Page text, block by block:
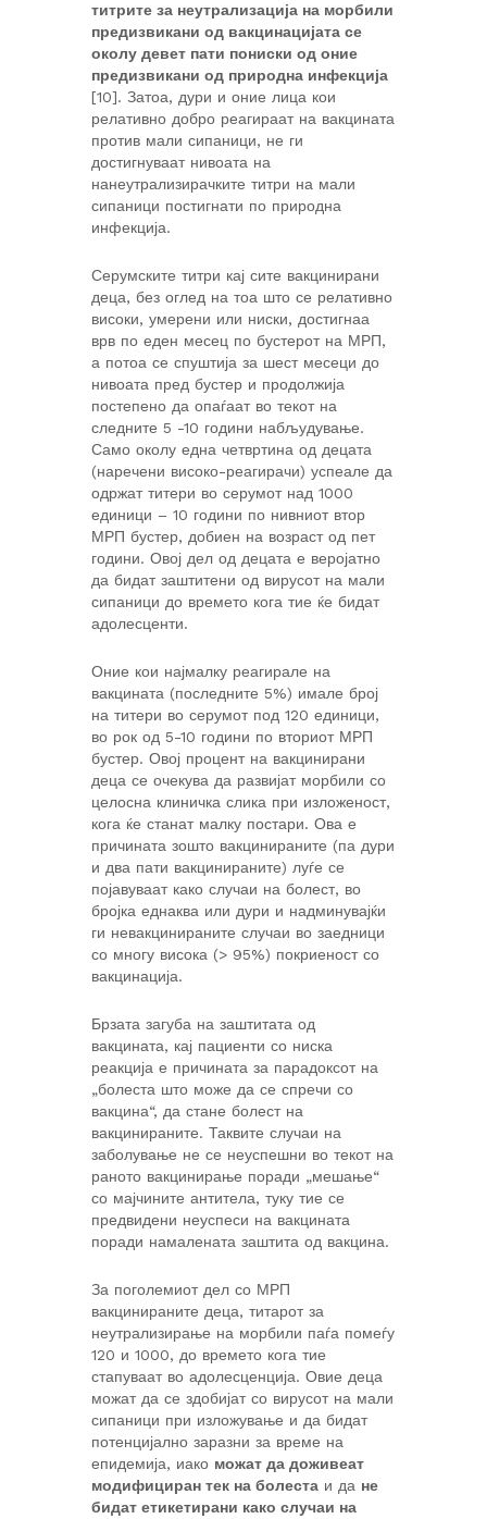
титрите за неутрализација на морбили
предизвикани од вакцинацијата се
околу девет пати пониски од оние
предизвикани од природна инфекција
[10]. Затоа, дури и оние лица кои
релативно добро реагираат на вакцината
против мали сипаници, не ги
достигнуваат нивоата на
нанеутрализирачките титри на мали
сипаници постигнати по природна
инфекција.
Серумските титри кај сите вакцинирани
деца, без оглед на тоа што се релативно
високи, умерени или ниски, достигнаа
врв по еден месец по бустерот на МРП,
а потоа се спуштија за шест месеци до
нивоата пред бустер и продолжија
постепено да опаѓаат во текот на
следните 5 -10 години набљудување.
Само околу една четвртина од децата
(наречени високо-реагирачи) успеале да
одржат титери во серумот над 1000
единици – 10 години по нивниот втор
МРП бустер, добиен на возраст од пет
години. Овој дел од децата е веројатно
да бидат заштитени од вирусот на мали
сипаници до времето кога тие ќе бидат
адолесценти.
Оние кои најмалку реагирале на
вакцината (последните 5%) имале број
на титери во серумот под 120 единици,
во рок од 5-10 години по вториот МРП
бустер. Овој процент на вакцинирани
деца се очекува да развијат морбили со
целосна клиничка слика при изложеност,
кога ќе станат малку постари. Ова е
причината зошто вакцинираните (па дури
и два пати вакцинираните) луѓе се
појавуваат како случаи на болест, во
бројка еднаква или дури и надминувајќи
ги невакцинираните случаи во заедници
со многу висока (> 95%) покриеност со
вакцинација.
Брзата загуба на заштитата од
вакцината, кај пациенти со ниска
реакција е причината за парадоксот на
„болеста што може да се спречи со
вакцина“, да стане болест на
вакцинираните. Таквите случаи на
заболување не се неуспешни во текот на
раното вакцинирање поради „мешање“
со мајчините антитела, туку тие се
предвидени неуспеси на вакцината
поради намалената заштита од вакцина.
За поголемиот дел со МРП
вакцинираните деца, титарот за
неутрализирање на морбили паѓа помеѓу
120 и 1000, до времето кога тие
стапуваат во адолесценција. Овие деца
можат да се здобијат со вирусот на мали
сипаници при изложување и да бидат
потенцијално заразни за време на
епидемија, иако можат да доживеат
модифициран тек на болеста и да не
бидат етикетирани како случаи на